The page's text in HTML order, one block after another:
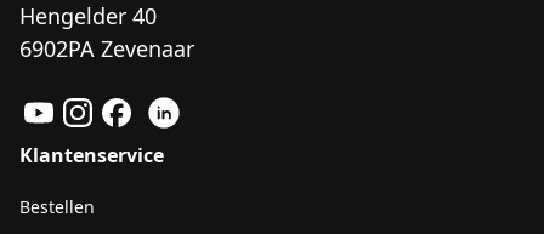
Hengelder 40
6902PA Zevenaar
Klantenservice
Bestellen